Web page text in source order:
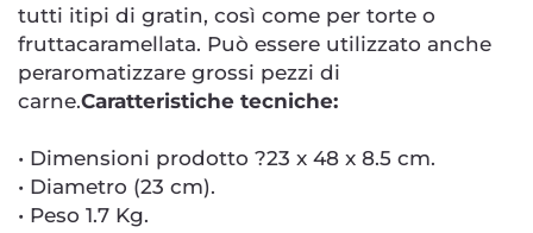
tutti itipi di gratin, così come per torte o
fruttacaramellata. Può essere utilizzato anche
peraromatizzare grossi pezzi di
carne.Caratteristiche tecniche:
• Dimensioni prodotto ?23 x 48 x 8.5 cm.
• Diametro (23 cm).
• Peso 1.7 Kg.